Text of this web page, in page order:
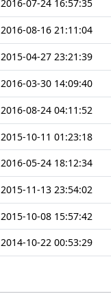
2016-07-24 16:57:35
2016-08-16 21:11:04
2015-04-27 23:21:39
2016-03-30 14:09:40
2016-08-24 04:11:52
2015-10-11 01:23:18
2016-05-24 18:12:34
2015-11-13 23:54:02
2015-10-08 15:57:42
2014-10-22 00:53:29